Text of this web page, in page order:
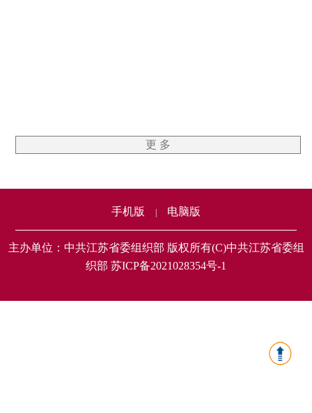
更 多
手机版 电脑版
主办单位：中共江苏省委组织部 版权所有(C)中共江苏省委组
织部 苏ICP备2021028354号-1